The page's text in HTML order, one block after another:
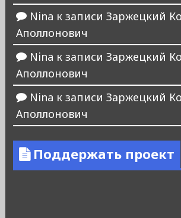
Nina к записи Заржецкий
Аполлонович
Nina к записи Заржецкий
Аполлонович
Nina к записи Заржецкий
Аполлонович
Поддержать проект